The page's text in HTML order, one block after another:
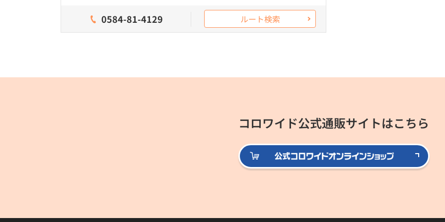
0584-81-4129 ルート検索
コロワイド公式通販サイトはこちら
公式